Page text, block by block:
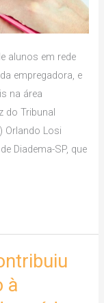
alunos em rede
empregadora, e
na área
do Tribunal
Orlando Losi
Diadema-SP, que
à